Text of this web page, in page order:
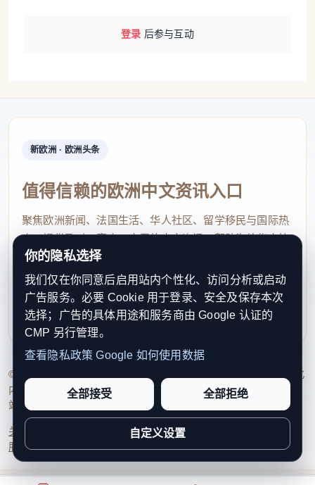
登录 后参与互动
新欧洲 · 欧洲头条
值得信赖的欧洲中文资讯入口
聚焦欧洲新闻、法国生活、华人社区、留学移民与国际热
点，提供及时、真实、实用的中文资讯，帮助海外华人快
速了解欧洲动态。
contact@xinouzhou.com
服务支持、版权与合作：工作日优先处理站务、投稿与权
利通知
© 2026 新欧洲·欧洲头条. All Rights Reserved. 本网站持续优化
内容透明度、联系方式与用户权利说明，以提升品牌信任感和
站点完整度。
关于我们 编辑规范日期归档隐私政策
服务条款联系我们
你的隐私选择
我们仅在你同意后启用站内个性化、访问分析或启动
广告服务。必要 Cookie 用于登录、安全及保存本次
选择；广告的具体用途和服务商由 Google 认证的
CMP 另行管理。
查看隐私政策 Google 如何使用数据
全部接受 全部拒绝
自定义设置